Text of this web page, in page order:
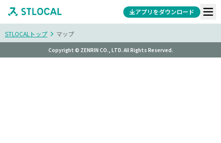
アプリをダウンロード
STLOCALトップ マップ
Copyright © ZENRIN CO., LTD. All Rights Reserved.